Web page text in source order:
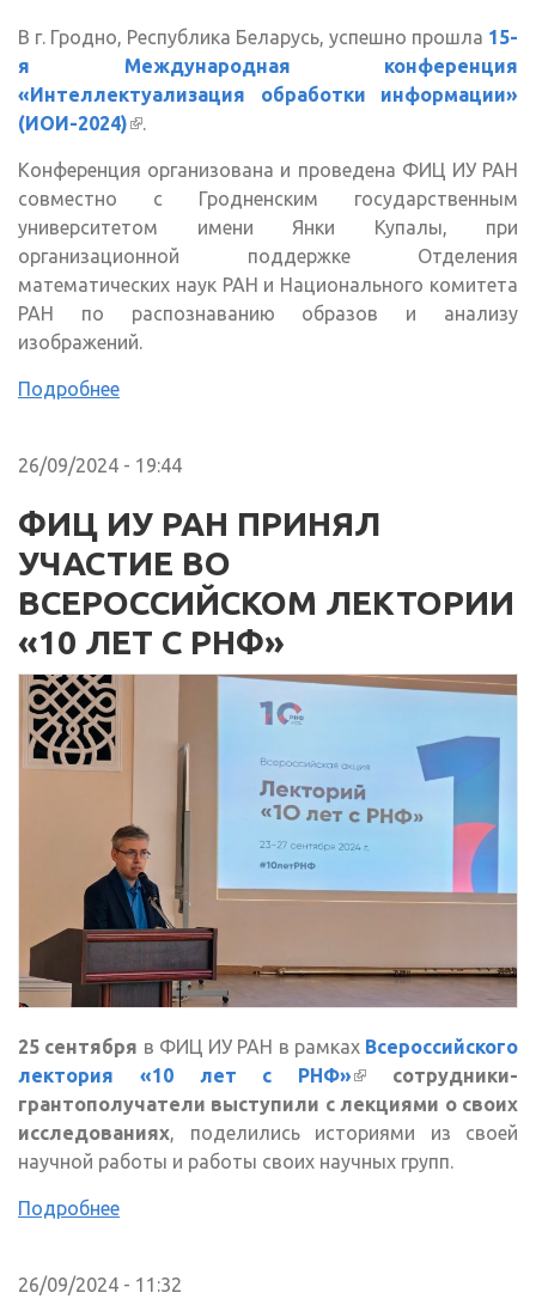
В г. Гродно, Республика Беларусь, успешно прошла 15-
я Международная конференция
«Интеллектуализация обработки информации»
(ИОИ-2024)(внешняя ссылка)
.
Конференция организована и проведена ФИЦ ИУ РАН
совместно с Гродненским государственным
университетом имени Янки Купалы, при
организационной поддержке Отделения
математических наук РАН и Национального комитета
РАН по распознаванию образов и анализу
изображений.
Подробнее
26/09/2024 - 19:44
ФИЦ ИУ РАН ПРИНЯЛ
УЧАСТИЕ ВО
ВСЕРОССИЙСКОМ ЛЕКТОРИИ
«10 ЛЕТ С РНФ»
25 сентября в ФИЦ ИУ РАН в рамках Всероссийского
лектория «10 лет с РНФ»(внешняя ссылка)
сотрудники-
грантополучатели выступили с лекциями о своих
исследованиях, поделились историями из своей
научной работы и работы своих научных групп.
Подробнее
26/09/2024 - 11:32